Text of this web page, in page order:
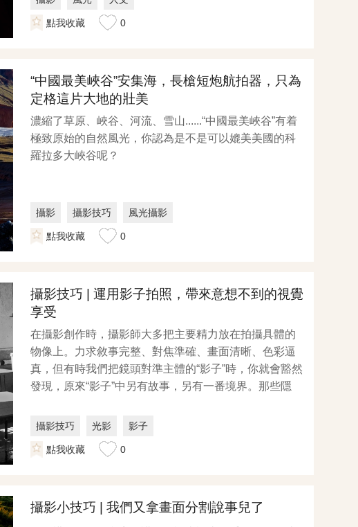
點我收藏 0
“中國最美峽谷”安集海，長槍短炮航拍器，只為
定格這片大地的壯美
濃縮了草原、峽谷、河流、雪山......“中國最美峽谷”有着
極致原始的自然風光，你認為是不是可以媲美美國的科
羅拉多大峽谷呢？
攝影 攝影技巧 風光攝影
點我收藏 0
攝影技巧 | 運用影子拍照，帶來意想不到的視覺
享受
在攝影創作時，攝影師大多把主要精力放在拍攝具體的
物像上。力求敘事完整、對焦準確、畫面清晰、色彩逼
真，但有時我們把鏡頭對準主體的“影子”時，你就會豁然
發現，原來“影子”中另有故事，另有一番境界。那些隱
攝影技巧 光影 影子
點我收藏 0
攝影小技巧 | 我們又拿畫面分割說事兒了